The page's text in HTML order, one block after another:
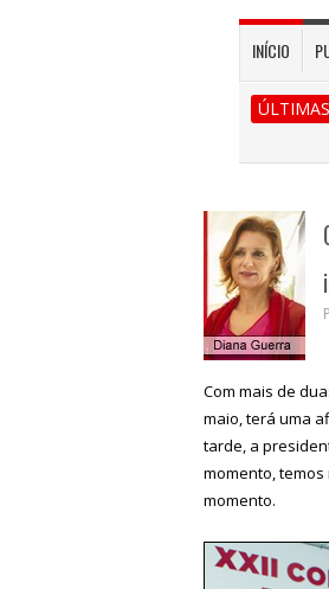
INÍCIO
ÚLTIMAS
Com mais de
maio, terá uma
tarde, a
momento, temos
momento.